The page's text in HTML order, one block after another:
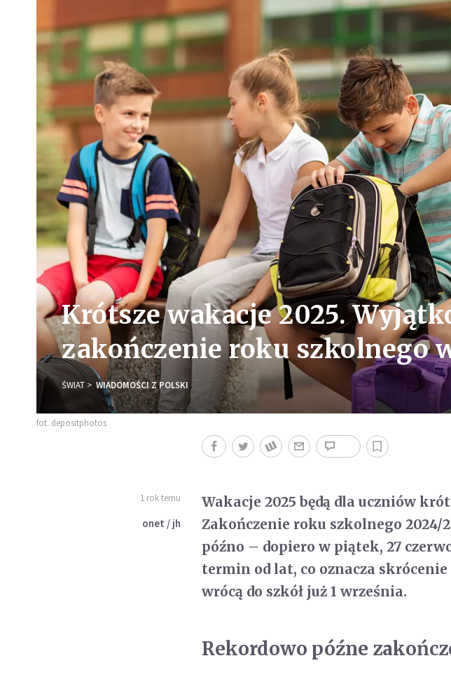
Krótsze wakacje 2025.
zakończenie roku szkolnego
ŚWIAT WIADOMOŚCI Z POLSKI
fot. depositphotos
1 rok temu
onet / jh
Wakacje 2025 będą dla uczniów
Zakończenie roku szkolnego 2024/
późno – dopiero w piątek, 27
termin od lat, co oznacza
wrócą do szkół już 1 września.
Rekordowo późne